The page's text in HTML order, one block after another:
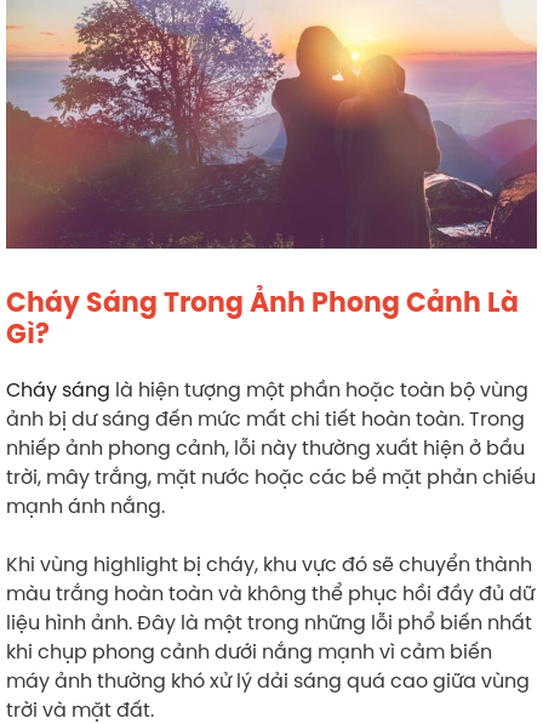
Cháy Sáng Trong Ảnh Phong Cảnh Là
Gì?
Cháy sáng là hiện tượng một phần hoặc toàn bộ vùng
ảnh bị dư sáng đến mức mất chi tiết hoàn toàn. Trong
nhiếp ảnh phong cảnh, lỗi này thường xuất hiện ở bầu
trời, mây trắng, mặt nước hoặc các bề mặt phản chiếu
mạnh ánh nắng.
Khi vùng highlight bị cháy, khu vực đó sẽ chuyển thành
màu trắng hoàn toàn và không thể phục hồi đầy đủ dữ
liệu hình ảnh. Đây là một trong những lỗi phổ biến nhất
khi chụp phong cảnh dưới nắng mạnh vì cảm biến
máy ảnh thường khó xử lý dải sáng quá cao giữa vùng
trời và mặt đất.